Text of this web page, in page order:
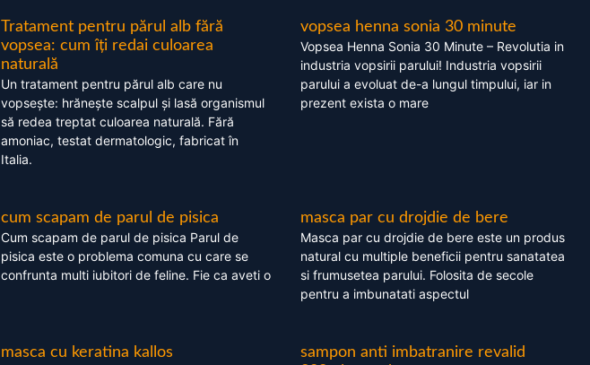
Tratament pentru părul alb fără
vopsea: cum îți redai culoarea
naturală
Un tratament pentru părul alb care nu
vopsește: hrănește scalpul și lasă organismul
să redea treptat culoarea naturală. Fără
amoniac, testat dermatologic, fabricat în
Italia.
vopsea henna sonia 30 minute
Vopsea Henna Sonia 30 Minute – Revolutia in
industria vopsirii parului! Industria vopsirii
parului a evoluat de-a lungul timpului, iar in
prezent exista o mare
cum scapam de parul de pisica
Cum scapam de parul de pisica Parul de
pisica este o problema comuna cu care se
confrunta multi iubitori de feline. Fie ca aveti o
masca par cu drojdie de bere
Masca par cu drojdie de bere este un produs
natural cu multiple beneficii pentru sanatatea
si frumusetea parului. Folosita de secole
pentru a imbunatati aspectul
masca cu keratina kallos
sampon anti imbatranire revalid